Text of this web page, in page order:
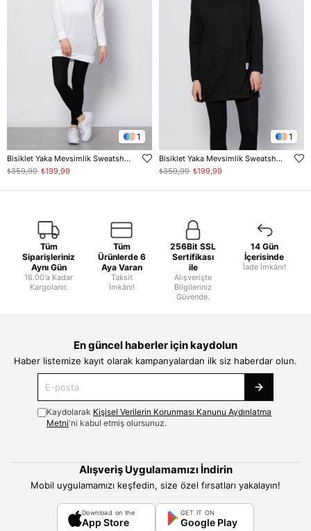
1
Bisiklet Yaka Mevsimlik Sweatshirt - Ekru
₺199,99
₺359,99
1
Bisiklet Yaka Mevsimlik Sweatshirt - Siyah
₺199,99
₺359,99
Tüm
Siparişleriniz
Aynı Gün
16.00'a Kadar
Kargolanır.
Tüm
Ürünlerde 6
Aya Varan
Taksit
İmkânı!
256Bit SSL
Sertifikası
ile
Alışverişte
Bilgileriniz
Güvende.
14 Gün
İçerisinde
İade İmkânı!
En güncel haberler için kaydolun
Haber listemize kayıt olarak kampanyalardan ilk siz haberdar olun.
Kaydolarak Kişisel Verilerin Korunması Kanunu Aydınlatma
Metni'ni kabul etmiş olursunuz.
Alışveriş Uygulamamızı İndirin
Mobil uygulamamızı keşfedin, size özel fırsatları yakalayın!
Download on the
App Store
GET IT ON
Google Play